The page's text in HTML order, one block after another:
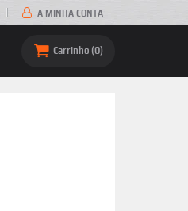
A MINHA CONTA
Carrinho 0